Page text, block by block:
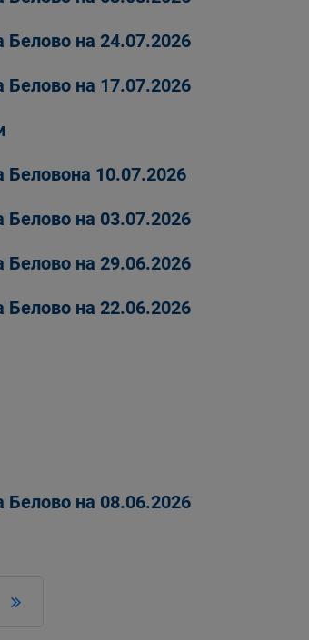
Белово на 24.07.2026
Белово на 17.07.2026
Беловона 10.07.2026
Белово на 03.07.2026
Белово на 29.06.2026
Белово на 22.06.2026
Белово на 08.06.2026